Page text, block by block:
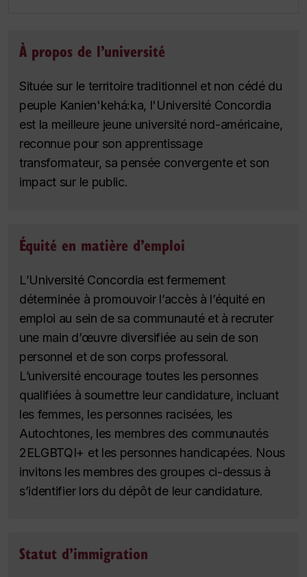
À propos de l’université
Située sur le territoire traditionnel et non cédé du
peuple Kanien'kehá:ka, l'Université Concordia
est la meilleure jeune université nord-américaine,
reconnue pour son apprentissage
transformateur, sa pensée convergente et son
impact sur le public.
Équité en matière d’emploi
L’Université Concordia est fermement
déterminée à promouvoir l’accès à l’équité en
emploi au sein de sa communauté et à recruter
une main d’œuvre diversifiée au sein de son
personnel et de son corps professoral.
L’université encourage toutes les personnes
qualifiées à soumettre leur candidature, incluant
les femmes, les personnes racisées, les
Autochtones, les membres des communautés
2ELGBTQI+ et les personnes handicapées. Nous
invitons les membres des groupes ci-dessus à
s’identifier lors du dépôt de leur candidature.
Statut d’immigration